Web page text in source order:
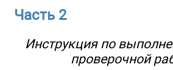
Часть 2
Инструкция по
проверочной